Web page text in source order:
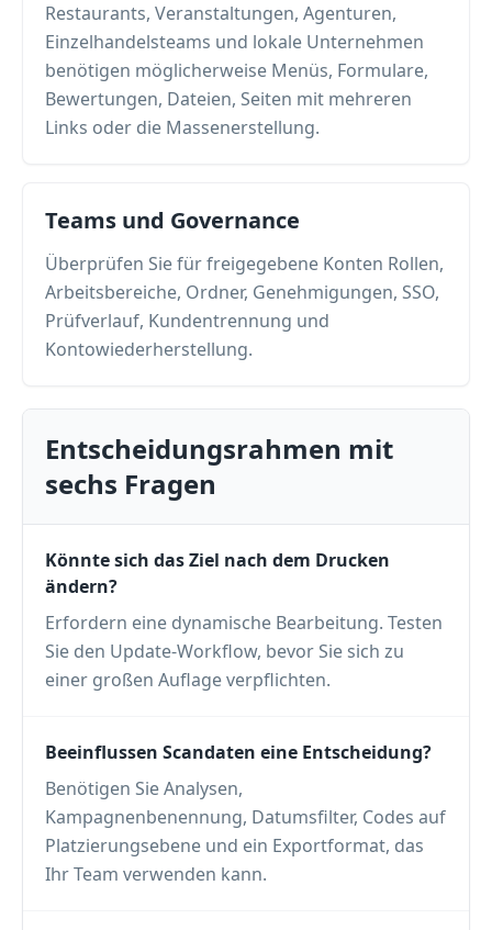
Restaurants, Veranstaltungen, Agenturen,
Einzelhandelsteams und lokale Unternehmen
benötigen möglicherweise Menüs, Formulare,
Bewertungen, Dateien, Seiten mit mehreren
Links oder die Massenerstellung.
Teams und Governance
Überprüfen Sie für freigegebene Konten Rollen,
Arbeitsbereiche, Ordner, Genehmigungen, SSO,
Prüfverlauf, Kundentrennung und
Kontowiederherstellung.
Entscheidungsrahmen mit
sechs Fragen
Könnte sich das Ziel nach dem Drucken
ändern?
Erfordern eine dynamische Bearbeitung. Testen
Sie den Update-Workflow, bevor Sie sich zu
einer großen Auflage verpflichten.
Beeinflussen Scandaten eine Entscheidung?
Benötigen Sie Analysen,
Kampagnenbenennung, Datumsfilter, Codes auf
Platzierungsebene und ein Exportformat, das
Ihr Team verwenden kann.